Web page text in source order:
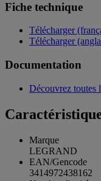
Fiche technique
Télécharger
Télécharger
Documentation
Découvrez toutes
Marque
LEGRAND
EAN/Gencode
3414972438162